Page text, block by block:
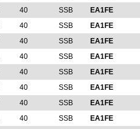
40 SSB EA1FE
40 SSB EA1FE
40 SSB EA1FE
40 SSB EA1FE
40 SSB EA1FE
40 SSB EA1FE
40 SSB EA1FE
40 SSB EA1FE